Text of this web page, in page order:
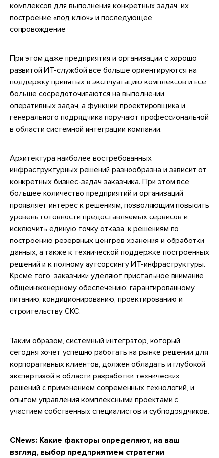
комплексов для выполнения конкретных задач, их
построение «под ключ» и последующее
сопровождение.
При этом даже предприятия и организации с хорошо
развитой ИТ-службой все больше ориентируются на
поддержку принятых в эксплуатацию комплексов и все
больше сосредоточиваются на выполнении
оперативных задач, а функции проектировщика и
генерального подрядчика поручают профессиональной
в области системной интеграции компании.
Архитектура наиболее востребованных
инфраструктурных решений разнообразна и зависит от
конкретных бизнес-задач заказчика. При этом все
большее количество предприятий и организаций
проявляет интерес к решениям, позволяющим повысить
уровень готовности предоставляемых сервисов и
исключить единую точку отказа, к решениям по
построению резервных центров хранения и обработки
данных, а также к технической поддержке построенных
решений и к полному аутсорсингу ИТ-инфраструктуры.
Кроме того, заказчики уделяют пристальное внимание
общеинженерному обеспечению: гарантированному
питанию, кондиционированию, проектированию и
строительству СКС.
Таким образом, системный интегратор, который
сегодня хочет успешно работать на рынке решений для
корпоративных клиентов, должен обладать и глубокой
экспертизой в области разработки технических
решений с применением современных технологий, и
опытом управления комплексными проектами с
участием собственных специалистов и субподрядчиков.
CNews: Какие факторы определяют, на ваш
взгляд, выбор предприятием стратегии